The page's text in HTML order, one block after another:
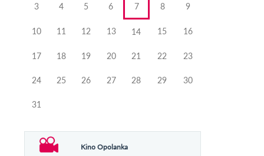
3 4 5 6 7 8 9
10 11 12 13 14 15 16
17 18 19 20 21 22 23
24 25 26 27 28 29 30
31
Kino Opolanka